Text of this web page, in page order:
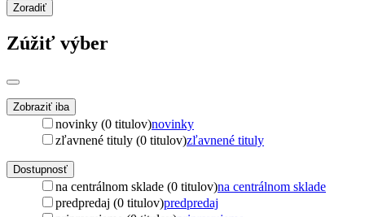
Zoradiť
Zúžiť výber
Zobraziť iba
novinky (0 titulov)novinky
zľavnené tituly (0 titulov)zľavnené tituly
Dostupnosť
na centrálnom sklade (0 titulov)na centrálnom sklade
predpredaj (0 titulov)predpredaj